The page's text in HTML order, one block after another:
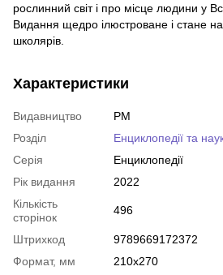
рослинний світ і про місце людини у
Видання щедро ілюстроване і стане
школярів.
Характеристики
Видавництво
РМ
Розділ
Енциклопедії та
Серія
Енциклопедії
Рік видання
2022
Кількість
сторінок
496
Штрихкод
9789669172372
Формат, мм
210х270